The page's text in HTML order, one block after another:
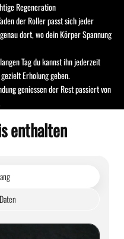
Regeneration
der Roller passt sich jeder
dort, wo dein Körper Spannung
Tag du kannst ihn jederzeit
Erholung geben.
geniessen der Rest passiert von
enthalten